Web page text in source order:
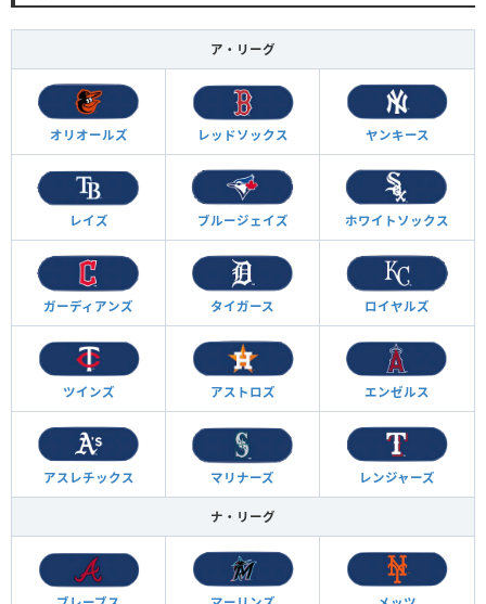
ア・リーグ
オリオールズ レッドソックス ヤンキース
レイズ ブルージェイズ ホワイトソックス
ガーディアンズ タイガース ロイヤルズ
ツインズ アストロズ エンゼルス
アスレチックス マリナーズ レンジャーズ
ナ・リーグ